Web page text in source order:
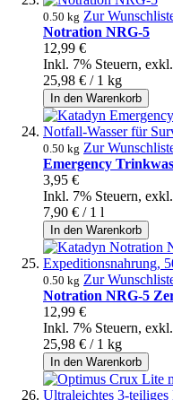
0.50 kg Zur
Notration NRG-5
12,99 €
Inkl. 7% Steuern, exkl.
25,98 € / 1 kg
In den Warenkorb
0.50 kg Zur
Emergency
3,95 €
Inkl. 7% Steuern, exkl.
7,90 € / 1 l
In den Warenkorb
0.50 kg Zur
Notration NRG-5
12,99 €
Inkl. 7% Steuern, exkl.
25,98 € / 1 kg
In den Warenkorb